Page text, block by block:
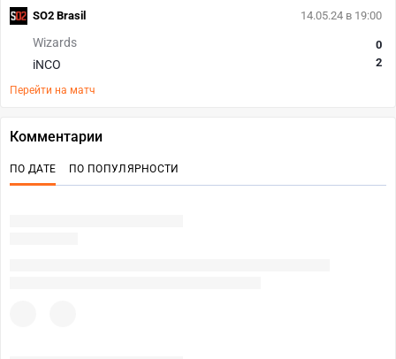
14.05.24 в 19:00
Wizards
iNCO
0
2
Перейти на матч
SO2 Brasil
Комментарии
ПО ДАТЕ ПО ПОПУЛЯРНОСТИ